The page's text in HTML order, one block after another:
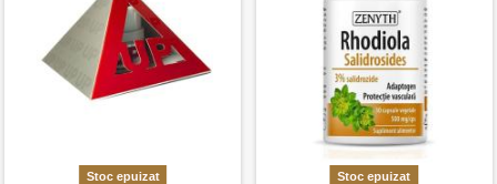
Stoc epuizat Stoc epuizat